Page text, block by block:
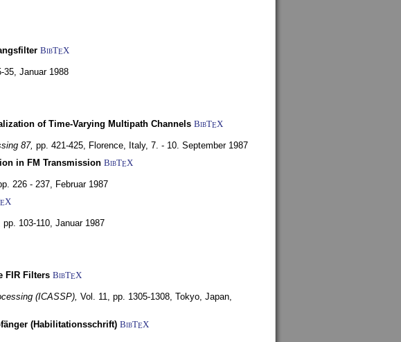
BibTEX
35, Januar 1988
of Time-Varying Multipath Channels BibTEX
87, pp. 421-425, Florence, Italy, 7. - 10. September 1987
in FM Transmission BibTEX
226 - 237, Februar 1987
EX
103-110, Januar 1987
FIR Filters BibTEX
(ICASSP), Vol. 11, pp. 1305-1308, Tokyo, Japan,
(Habilitationsschrift) BibTEX